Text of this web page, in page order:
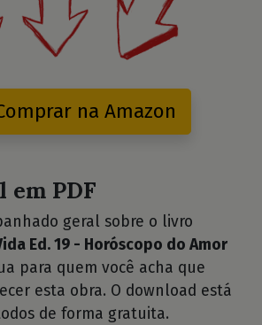
na Amazon
em PDF
geral sobre o livro
Ed. 19 - Horóscopo do Amor
para quem você acha que
esta obra. O download está
de forma gratuita.